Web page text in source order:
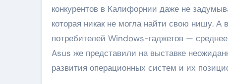
конкурентов в Калифорнии даже не
которая никак не могла найти свою нишу. А
потребителей Windows-гаджетов —
Asus же представили на выставке
развития операционных систем и их